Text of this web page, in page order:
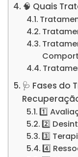
🧠 Quais
🩺 Fases do
1️⃣
2️⃣
3️⃣
4️⃣